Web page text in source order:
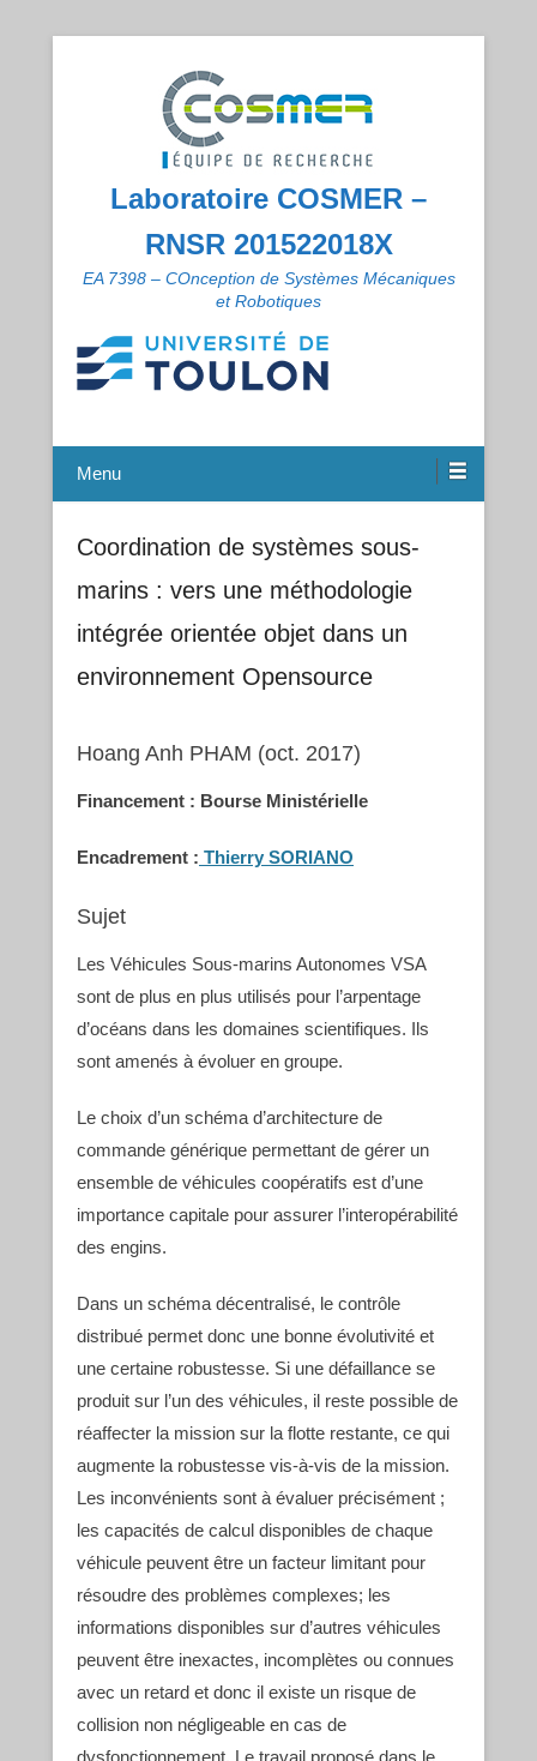
Laboratoire COSMER –
RNSR 201522018X
EA 7398 – COnception de Systèmes Mécaniques
et Robotiques
Menu
Coordination de systèmes sous-
marins : vers une méthodologie
intégrée orientée objet dans un
environnement Opensource
Hoang Anh PHAM (oct. 2017)
Financement : Bourse Ministérielle
Encadrement : Thierry SORIANO
Sujet
Les Véhicules Sous-marins Autonomes VSA
sont de plus en plus utilisés pour l’arpentage
d’océans dans les domaines scientifiques. Ils
sont amenés à évoluer en groupe.
Le choix d’un schéma d’architecture de
commande générique permettant de gérer un
ensemble de véhicules coopératifs est d’une
importance capitale pour assurer l’interopérabilité
des engins.
Dans un schéma décentralisé, le contrôle
distribué permet donc une bonne évolutivité et
une certaine robustesse. Si une défaillance se
produit sur l’un des véhicules, il reste possible de
réaffecter la mission sur la flotte restante, ce qui
augmente la robustesse vis-à-vis de la mission.
Les inconvénients sont à évaluer précisément ;
les capacités de calcul disponibles de chaque
véhicule peuvent être un facteur limitant pour
résoudre des problèmes complexes; les
informations disponibles sur d’autres véhicules
peuvent être inexactes, incomplètes ou connues
avec un retard et donc il existe un risque de
collision non négligeable en cas de